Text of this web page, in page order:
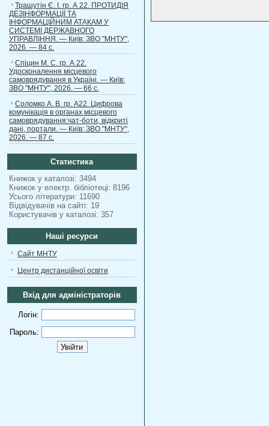
Трашутін Є. І. гр. А 22. ПРОТИДІЯ
ДЕЗІНФОРМАЦІЇ ТА
ІНФОРМАЦІЙНИМ АТАКАМ У
СИСТЕМІ ДЕРЖАВНОГО
УПРАВЛІННЯ. — Київ: ЗВО "МНТУ",
2026. — 84 с.
Спіцин М. С. гр. А 22.
Удосконалення місцевого
самоврядування в Україні. — Київ:
ЗВО "МНТУ", 2026. — 66 с.
Соломко А. В. гр. А22. Цифрова
комунікація в органах місцевого
самоврядування:чат-боти, відкриті
дані, портали. — Київ: ЗВО "МНТУ",
2026. — 87 с.
Статистика
Книжок у каталозі: 3494
Книжок у електр. бібліотеці: 8196
Усього літератури: 11690
Відвідувачів на сайті: 19
Користувачів у каталозі: 357
Наші ресурси
Сайт МНТУ
Центр дистанційної освіти
Вхід для адміністраторів
Логін:
Пароль: